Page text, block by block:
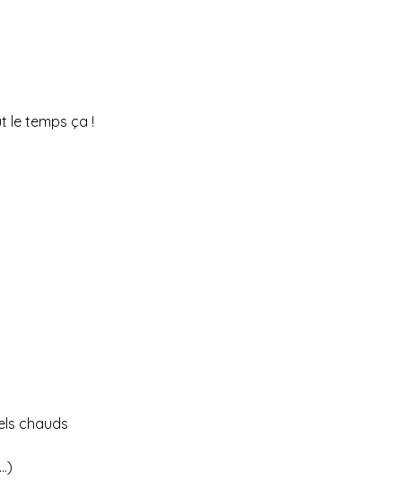
le temps ça !